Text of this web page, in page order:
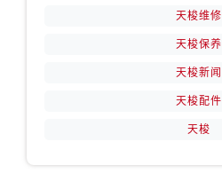
天梭维修
天梭保养
天梭新闻
天梭配件
天梭